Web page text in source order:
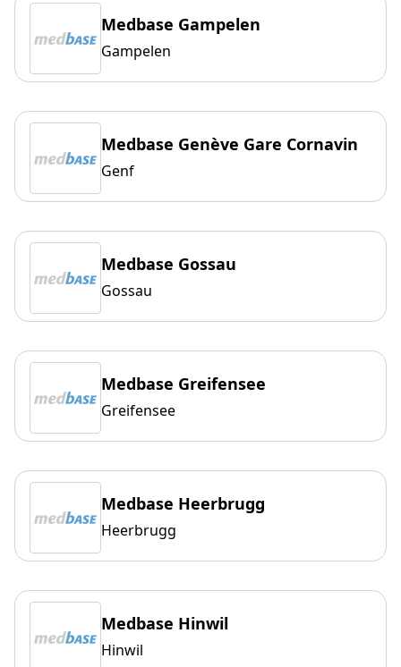
Medbase Gampelen
Gampelen
Medbase Genève Gare Cornavin
Genf
Medbase Gossau
Gossau
Medbase Greifensee
Greifensee
Medbase Heerbrugg
Heerbrugg
Medbase Hinwil
Hinwil